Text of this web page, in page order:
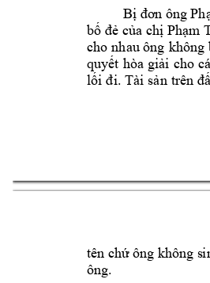
Bị đơn ông
bố đẻ của chị Phạm
cho nhau ông không
quyết hòa giải cho
lối đi. Tài sản trên
tên chứ ông không s
ông.